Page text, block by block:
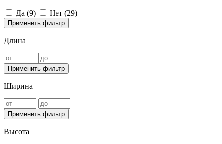
Да (9) Нет (29)
Применить фильтр
Длина
Применить фильтр
Ширина
Применить фильтр
Высота